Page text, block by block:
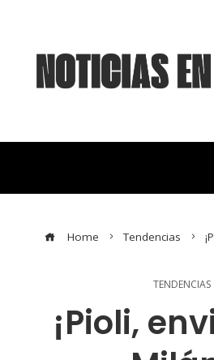
Home Tendencias
TENDENCIAS
¡Pioli,